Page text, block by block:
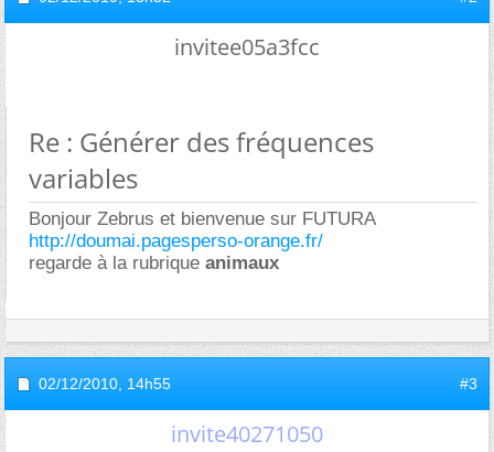
invitee05a3fcc
Re : Générer des fréquences
variables
Bonjour Zebrus et bienvenue sur FUTURA
http://doumai.pagesperso-orange.fr/
regarde à la rubrique animaux
02/12/2010, 14h55 #3
invite40271050